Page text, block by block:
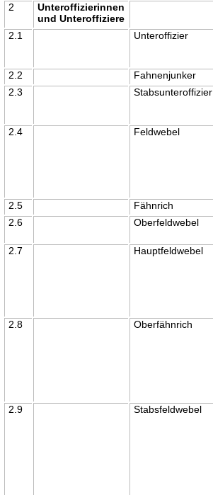
2
Unteroffizierinnen
und Unteroffiziere
2.1
Unteroffizier
2.2
Fahnenjunker
2.3
Stabsunteroffizier
2.4
Feldwebel
2.5
Fähnrich
2.6
Oberfeldwebel
2.7
Hauptfeldwebel
2.8
Oberfähnrich
2.9
Stabsfeldwebel